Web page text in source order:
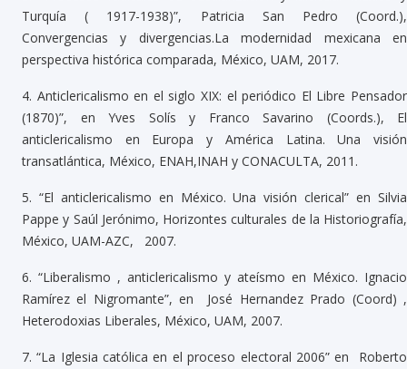
Turquía ( 1917-1938)”, Patricia San Pedro (Coord.),
Convergencias y divergencias.La modernidad mexicana en
perspectiva histórica comparada, México, UAM, 2017.
4. Anticlericalismo en el siglo XIX: el periódico El Libre Pensador
(1870)”, en Yves Solís y Franco Savarino (Coords.), El
anticlericalismo en Europa y América Latina. Una visión
transatlántica, México, ENAH,INAH y CONACULTA, 2011.
5. “El anticlericalismo en México. Una visión clerical” en Silvia
Pappe y Saúl Jerónimo, Horizontes culturales de la Historiografía,
México, UAM-AZC, 2007.
6. “Liberalismo , anticlericalismo y ateísmo en México. Ignacio
Ramírez el Nigromante”, en José Hernandez Prado (Coord) ,
Heterodoxias Liberales, México, UAM, 2007.
7. “La Iglesia católica en el proceso electoral 2006” en Roberto